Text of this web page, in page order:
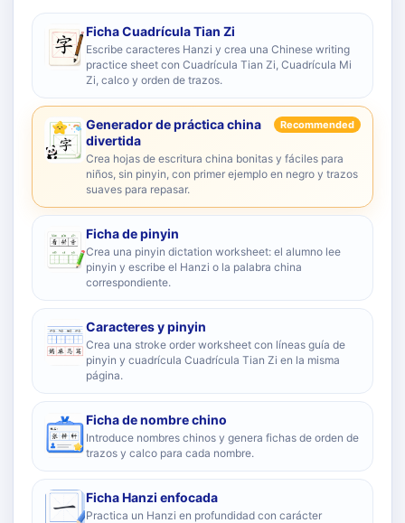
Ficha Cuadrícula Tian Zi
Escribe caracteres Hanzi y crea una Chinese writing
practice sheet con Cuadrícula Tian Zi, Cuadrícula Mi
Zi, calco y orden de trazos.
Generador de práctica china
divertida
Recommended
Crea hojas de escritura china bonitas y fáciles para
niños, sin pinyin, con primer ejemplo en negro y trazos
suaves para repasar.
Ficha de pinyin
Crea una pinyin dictation worksheet: el alumno lee
pinyin y escribe el Hanzi o la palabra china
correspondiente.
Caracteres y pinyin
Crea una stroke order worksheet con líneas guía de
pinyin y cuadrícula Cuadrícula Tian Zi en la misma
página.
Ficha de nombre chino
Introduce nombres chinos y genera fichas de orden de
trazos y calco para cada nombre.
Ficha Hanzi enfocada
Practica un Hanzi en profundidad con carácter